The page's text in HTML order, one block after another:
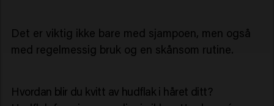
Det er viktig ikke bare med sjampoen, men også
med regelmessig bruk og en skånsom rutine.
Hvordan blir du kvitt av hudflak i håret ditt?